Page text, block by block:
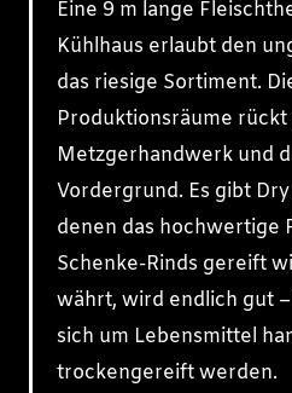
Eine 9 m lange
Kühlhaus erlaubt den
das riesige Sortiment.
Produktionsräume
Metzgerhandwerk und
Vordergrund. Es gibt
denen das hochwertige
Schenke-Rinds gereift
währt, wird endlich gut
sich um Lebensmittel
trockengereift werden.